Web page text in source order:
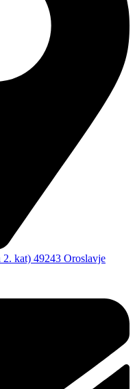
kat) 49243 Oroslavje